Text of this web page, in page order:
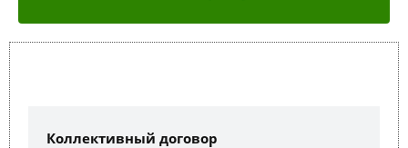
Коллективный договор